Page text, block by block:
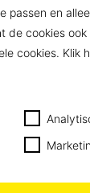
passen en
de cookies
cookies. Klik